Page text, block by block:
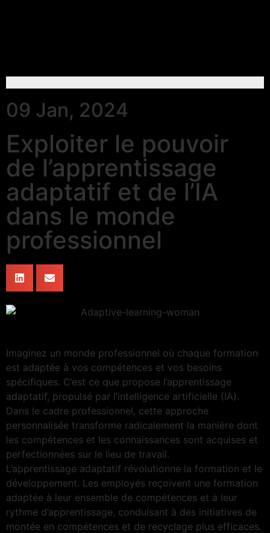
09 Jan, 2024
Exploiter le pouvoir
de l’apprentissage
adaptatif et de l’IA
dans le monde
professionnel
Imaginez un monde professionnel où chaque formation
est adaptée à vos compétences et vos besoins
spécifiques. C’est ce que propose l’apprentissage
adaptatif, propulsé par l’intelligence artificielle (IA).
Dans le cadre professionnel, cette approche
personnalisée transforme radicalement la manière dont
les compétences et les connaissances sont acquises et
perfectionnées sur le lieu de travail.
L’apprentissage adaptatif révolutionne la formation et le
développement. Les employés reçoivent une formation
adaptée à leur ensemble de compétences et à leur
rythme d’apprentissage, conduisant à des initiatives de
montée en compétences et de recyclage plus efficaces.